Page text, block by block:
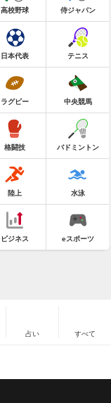
高校野球 侍ジャパン
日本代表 テニス
ラグビー 中央競馬
格闘技 バドミントン
陸上 水泳
ビジネス eスポーツ
占い すべて